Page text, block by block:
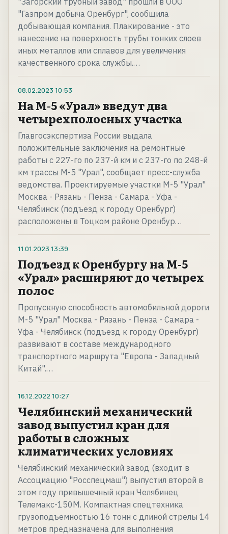
"Газпром добыча Оренбург", сообщила
добывающая компания. Плакирование - это
нанесение на поверхность трубы тонких слоев
иных металлов или сплавов для увеличения
качественного срока службы.…
08.02.2023 10:53
На М-5 «Урал» введут два
четырехполосных участка
Главгосэкспертиза России выдала
положительные заключения на ремонтные
работы с 227-го по 237-й км и с 237-го по 248-й
км трассы М-5 "Урал", сообщает пресс-служба
ведомства. Проектируемые участки М-5 "Урал"
Москва - Рязань - Пенза - Самара - Уфа -
Челябинск (подъезд к городу Оренбург)
расположены в Тоцком районе Оренбур…
11.01.2023 13:39
Подъезд к Оренбургу на М-5
«Урал» расширяют до четырех
полос
Пропускную способность автомобильной дороги
М-5 "Урал" Москва - Рязань - Пенза - Самара -
Уфа - Челябинск (подъезд к городу Оренбург)
развивают в составе международного
транспортного маршрута "Европа - Западный
Китай".…
16.12.2022 10:27
Челябинский механический
завод выпустил кран для
работы в сложных
климатических условиях
Челябинский механический завод (входит в
Ассоциацию "Росспецмаш") выпустил второй в
этом году привышечный кран Челябинец
Телемакс-150М. Компактная спецтехника
грузоподъемностью 16 тонн с длиной стрелы 14
метров предназначена для выполнения